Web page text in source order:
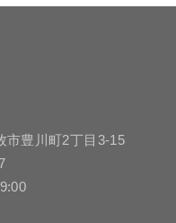
市豊川町2丁目3-15